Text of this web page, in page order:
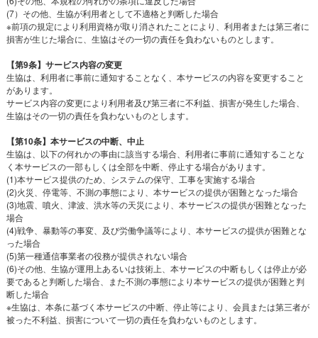
(7）その他、生協が利用者として不適格と判断した場合
※前項の規定により利用資格が取り消されたことにより、利用者または第三者に
損害が生じた場合に、生協はその一切の責任を負わないものとします。
【第9条】サービス内容の変更
生協は、利用者に事前に通知することなく、本サービスの内容を変更すること
があります。
サービス内容の変更により利用者及び第三者に不利益、損害が発生した場合、
生協はその一切の責任を負わないものとします。
【第10条】本サービスの中断、中止
生協は、以下の何れかの事由に該当する場合、利用者に事前に通知することな
く本サービスの一部もしくは全部を中断、停止する場合があります。
(1)本サービス提供のため、システムの保守、工事を実施する場合
(2)火災、停電等、不測の事態により、本サービスの提供が困難となった場合
(3)地震、噴火、津波、洪水等の天災により、本サービスの提供が困難となった
場合
(4)戦争、暴動等の事変、及び労働争議等により、本サービスの提供が困難とな
った場合
(5)第一種通信事業者の役務が提供されない場合
(6)その他、生協が運用上あるいは技術上、本サービスの中断もしくは停止が必
要であると判断した場合、また不測の事態により本サービスの提供が困難と判
断した場合
※生協は、本条に基づく本サービスの中断、停止等により、会員または第三者が
被った不利益、損害について一切の責任を負わないものとします。